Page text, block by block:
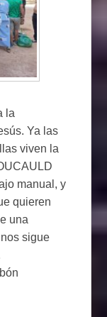
la
Ya las
viven la
manual, y
quieren
una
sigue